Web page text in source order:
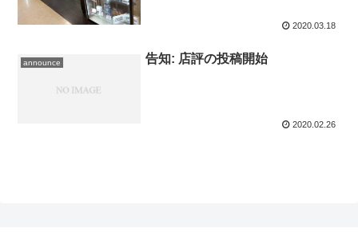
2020.03.18
announce 告知: 店評の投稿開始
2020.02.26